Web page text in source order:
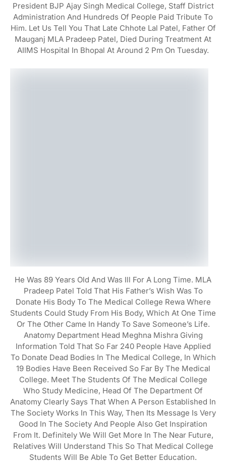
President BJP Ajay Singh Medical College, Staff District
Administration And Hundreds Of People Paid Tribute To
Him. Let Us Tell You That Late Chhote Lal Patel, Father Of
Mauganj MLA Pradeep Patel, Died During Treatment At
AIIMS Hospital In Bhopal At Around 2 Pm On Tuesday.
He Was 89 Years Old And Was Ill For A Long Time. MLA
Pradeep Patel Told That His Father’s Wish Was To
Donate His Body To The Medical College Rewa Where
Students Could Study From His Body, Which At One Time
Or The Other Came In Handy To Save Someone’s Life.
Anatomy Department Head Meghna Mishra Giving
Information Told That So Far 240 People Have Applied
To Donate Dead Bodies In The Medical College, In Which
19 Bodies Have Been Received So Far By The Medical
College. Meet The Students Of The Medical College
Who Study Medicine, Head Of The Department Of
Anatomy Clearly Says That When A Person Established In
The Society Works In This Way, Then Its Message Is Very
Good In The Society And People Also Get Inspiration
From It. Definitely We Will Get More In The Near Future,
Relatives Will Understand This So That Medical College
Students Will Be Able To Get Better Education.